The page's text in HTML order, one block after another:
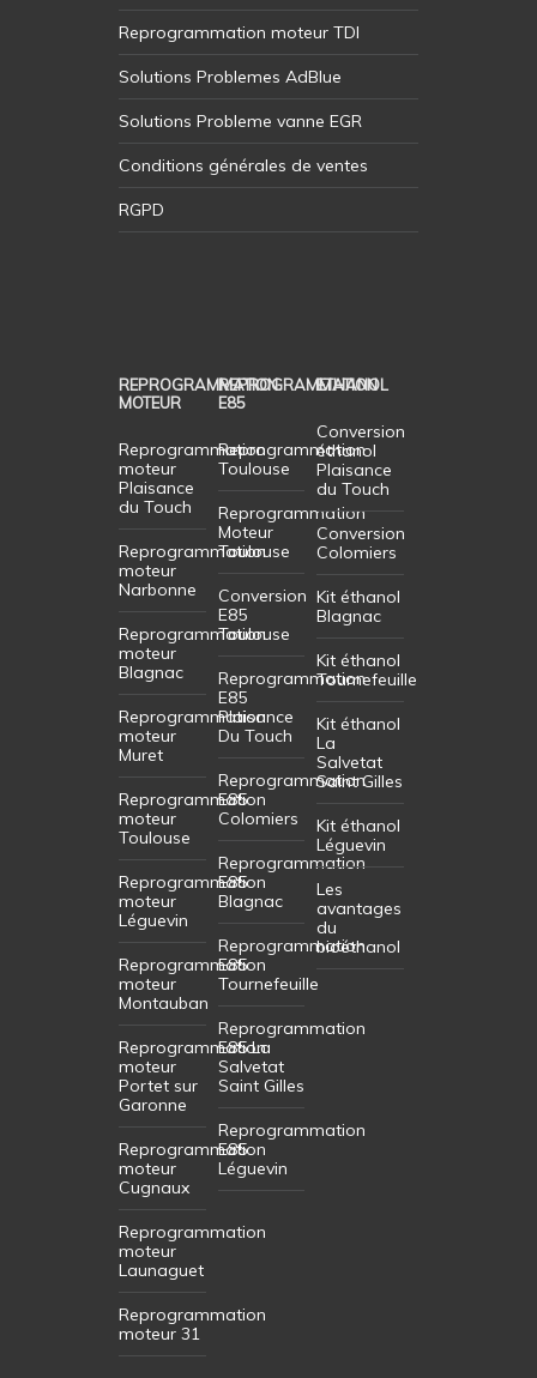
Reprogrammation moteur TDI
Solutions Problemes AdBlue
Solutions Probleme vanne EGR
Conditions générales de ventes
RGPD
REPROGRAMMATION
MOTEUR
Reprogrammation
moteur
Plaisance
du Touch
Reprogrammation
moteur
Narbonne
Reprogrammation
moteur
Blagnac
Reprogrammation
moteur
Muret
Reprogrammation
moteur
Toulouse
Reprogrammation
moteur
Léguevin
Reprogrammation
moteur
Montauban
Reprogrammation
moteur
Portet sur
Garonne
Reprogrammation
moteur
Cugnaux
Reprogrammation
moteur
Launaguet
Reprogrammation
moteur 31
REPROGRAMMATION
E85
Reprogrammation
Toulouse
Reprogrammation
Moteur
Toulouse
Conversion
E85
Toulouse
Reprogrammation
E85
Plaisance
Du Touch
Reprogrammation
E85
Colomiers
Reprogrammation
E85
Blagnac
Reprogrammation
E85
Tournefeuille
Reprogrammation
E85 La
Salvetat
Saint Gilles
Reprogrammation
E85
Léguevin
ETHANOL
Conversion
éthanol
Plaisance
du Touch
Conversion
Colomiers
Kit éthanol
Blagnac
Kit éthanol
Tournefeuille
Kit éthanol
La
Salvetat
Saint Gilles
Kit éthanol
Léguevin
Les
avantages
du
bioéthanol